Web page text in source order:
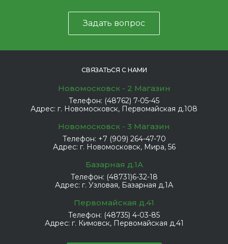
Задать вопрос
СВЯЗАТЬСЯ С НАМИ
Новомосковск - 2 Магазин
Телефон: (48762) 7-05-45
Адрес: г. Новомосковск, Первомайская д.108
Новомосковск - 3 Магазин
Телефон: +7 (909) 264-47-70
Адрес: г. Новомосковск, Мира, 56
Базарная д.1А
Телефон: (48731)6-32-18
Адрес: г. Узловая, Базарная д.1А
Первомайская д.41
Телефон: (48735) 4-03-85
Адрес: г. Кимовск, Первомайская д.41